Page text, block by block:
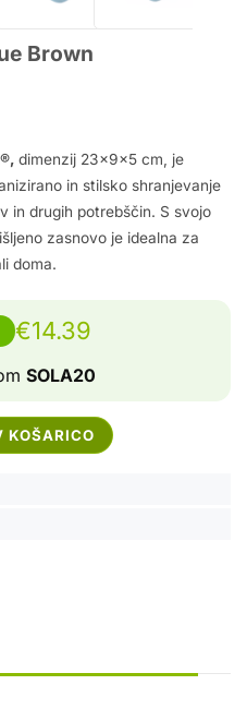
Brown
®, dimenzij 23x9x5 cm, je
in stilsko shranjevanje
in drugih potrebščin. S svojo
zasnovo je idealna za
doma.
€14.39
SOLA20
količina
KOŠARICO Alternative: